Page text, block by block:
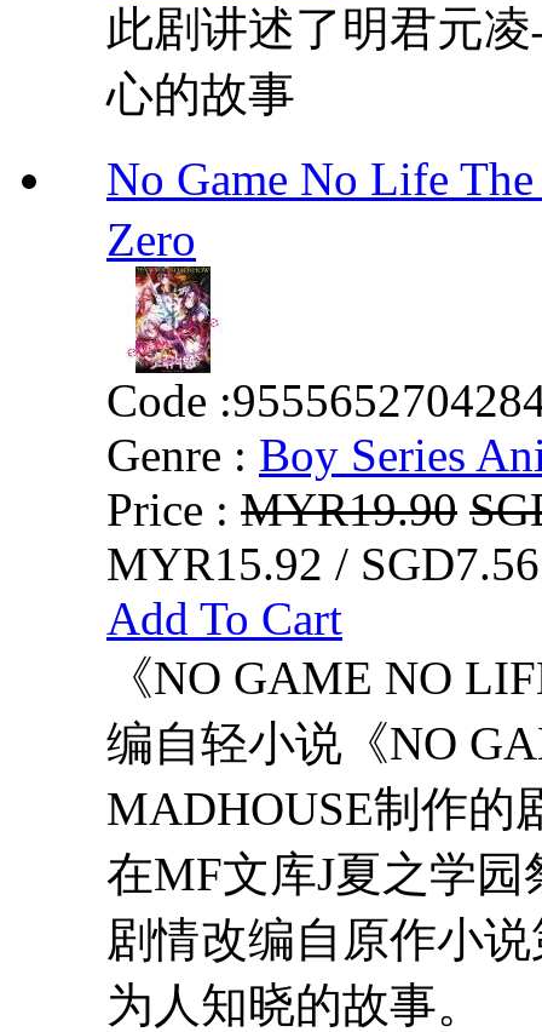
此剧讲述了明君元
心的故事
No Game No Life
Zero
Code :
Genre : Boy Series
Price : MYR19.90
MYR15.92 /
Add To Cart
《NO GAME NO
编自轻小说《NO
MADHOUSE制作的
在MF文库J夏之学
剧情改编自原作小
为人知晓的故事。